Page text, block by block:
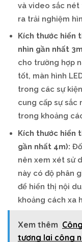
và video sắc nét
ra trải nghiệm
Kích thước hiển
nhìn gần nhất
cho trường hợp
tốt, màn hình
trong các sự
cung cấp sự sắc
trong khoảng
Kích thước hiển
gần nhất 4m):
nên xem xét sử
này có độ phân
để hiển thị nội
khoảng cách xa
Xem thêm
tương lai công